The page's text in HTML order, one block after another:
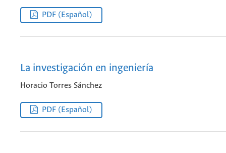
PDF (Español)
La investigación en ingeniería
Horacio Torres Sánchez
PDF (Español)